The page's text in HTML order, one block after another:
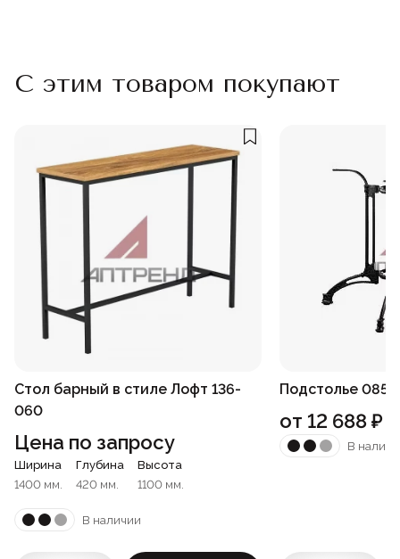
С этим товаром покупают
Стол барный в стиле Лофт 136-
060
Цена по запросу
Ширина
1400 мм.
Глубина
420 мм.
Высота
1100 мм.
В наличии
Подстолье 085-
от 12 688₽
В